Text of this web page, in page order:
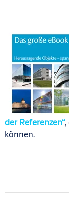
der Referenzen“
können.